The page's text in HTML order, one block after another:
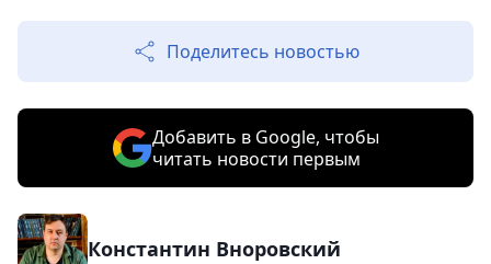
Поделитесь новостью
Добавить в Google, чтобы
читать новости первым
Константин Вноровский